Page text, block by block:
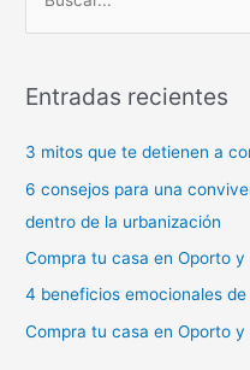
u
c
p
o
r
:
Entradas recientes
3 mitos que te detienen a
6 consejos para una
dentro de la urbanización
Compra tu casa en Oporto
4 beneficios emocionales
Compra tu casa en Oporto